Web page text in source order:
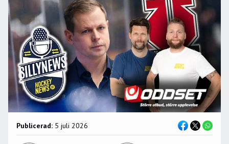
Publicerad: 5 juli 2026